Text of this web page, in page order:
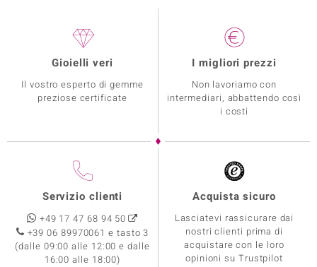
Gioielli veri
Il vostro esperto di gemme
preziose certificate
I migliori prezzi
Non lavoriamo con
intermediari, abbattendo così
i costi
Servizio clienti
+49 17 47 68 94 50
+39 06 89970061 e tasto 3
(dalle 09:00 alle 12:00 e dalle
16:00 alle 18:00)
Acquista sicuro
Lasciatevi rassicurare dai
nostri clienti prima di
acquistare con le loro
opinioni su Trustpilot